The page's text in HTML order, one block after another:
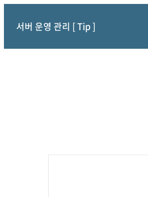
서버 운영 관리 [ Tip ]